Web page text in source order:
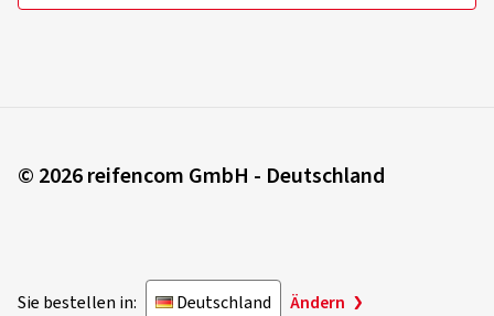
© 2026 reifencom GmbH - Deutschland
Sie bestellen in: Deutschland Ändern